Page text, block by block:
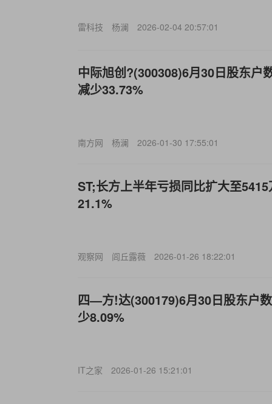
雷科技 杨澜 2026-02-04 20:57:01
中际旭创?(300308)6月30日股东户
减少33.73%
南方网 杨澜 2026-01-30 17:55:01
ST;长方上半年亏损同比扩大至
21.1%
观察网 闾丘露薇 2026-01-26 18:22:01
四—方!达(300179)6月30日股东户
少8.09%
IT之家 2026-01-26 15:21:01